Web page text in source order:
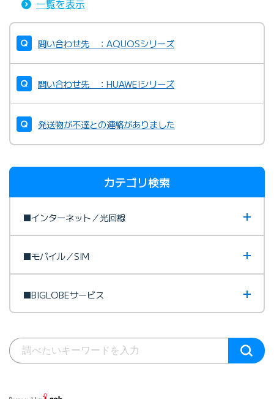
一覧を表示
問い合わせ先 ：AQUOSシリーズ
問い合わせ先 ：HUAWEIシリーズ
発送物が不達との連絡がありました
カテゴリ検索
■インターネット／光回線
■モバイル／SIM
■BIGLOBEサービス